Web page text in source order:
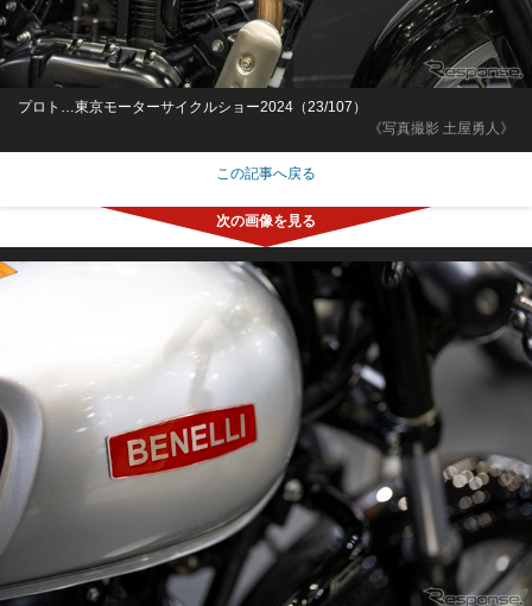
《写真撮影 土屋勇人》
プロト…東京モーターサイクルショー2024（23/107）
この記事へ戻る